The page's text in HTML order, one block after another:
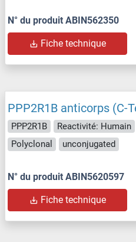
N° du produit ABIN562350
Fiche technique
PPP2R1B anticorps (C-
PPP2R1B Reactivité: Humain
Polyclonal
unconjugated
N° du produit ABIN5620597
Fiche technique